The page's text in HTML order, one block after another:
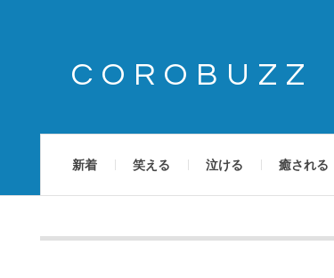
COROBUZZ
新着 笑える 泣ける 癒される